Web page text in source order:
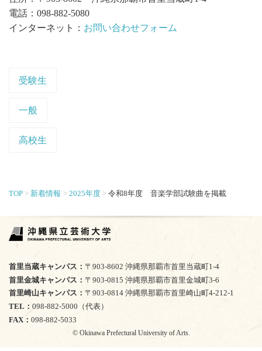
電話：098-882-5080
インターネット： お問い合わせフォーム
受験生
一般
高校生
TOP 新着情報 2025年度 令和8年度 音楽学部試験曲を掲載
TEL
098-882-5000（代表）
FAX
098-882-5033
© Okinawa Prefectural University of Arts.
首里当蔵キャンパス
〒903-8602 沖縄県那覇市首里当蔵町1-4
首里金城キャンパス
〒903-0815 沖縄県那覇市首里金城町3-6
首里崎山キャンパス
〒903-0814 沖縄県那覇市首里崎山町4-212-1